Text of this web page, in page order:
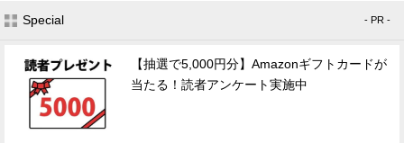
Special - PR -
【抽選で5,000円分】Amazonギフトカードが
当たる！読者アンケート実施中